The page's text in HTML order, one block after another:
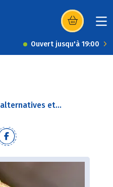
(s’ouvre dans
Ouvert jusqu'à 19:00
et...